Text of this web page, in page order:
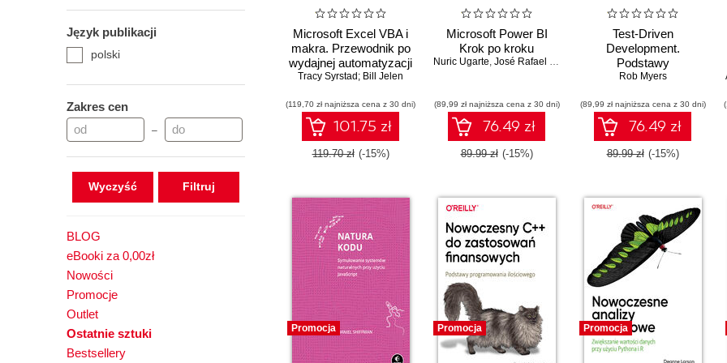
Język publikacji
polski
Zakres cen
–
Wyczyść
BLOG
eBooki za 0,00zł
Nowości
Promocje
Outlet
Ostatnie sztuki
Bestsellery
Microsoft Excel VBA i
makra. Przewodnik po
wydajnej automatyzacji
Tracy Syrstad; Bill Jelen
(119,70 zł najniższa cena z 30 dni)
101.75 zł
119.70 zł (-15%)
Microsoft Power BI
Krok po kroku
Nuric Ugarte, José Rafael Escalante
(89,99 zł najniższa cena z 30 dni)
76.49 zł
89.99 zł (-15%)
Test-Driven
Development.
Podstawy
Rob Myers
(89,99 zł najniższa cena z 30 dni)
76.49 zł
89.99 zł (-15%)
Promocja Promocja Promocja